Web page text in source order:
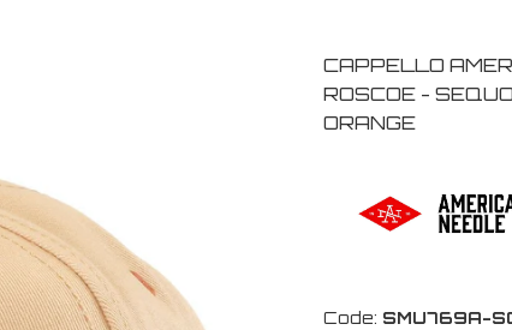
CAPPELLO
ROSCOE -
ORANGE
Code: SMU769A-